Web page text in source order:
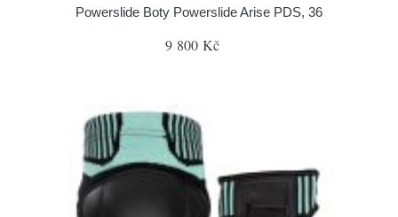
Powerslide Boty Powerslide Arise PDS, 36
9 800 Kč